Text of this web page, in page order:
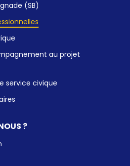
(SB)
au projet
service civique
?